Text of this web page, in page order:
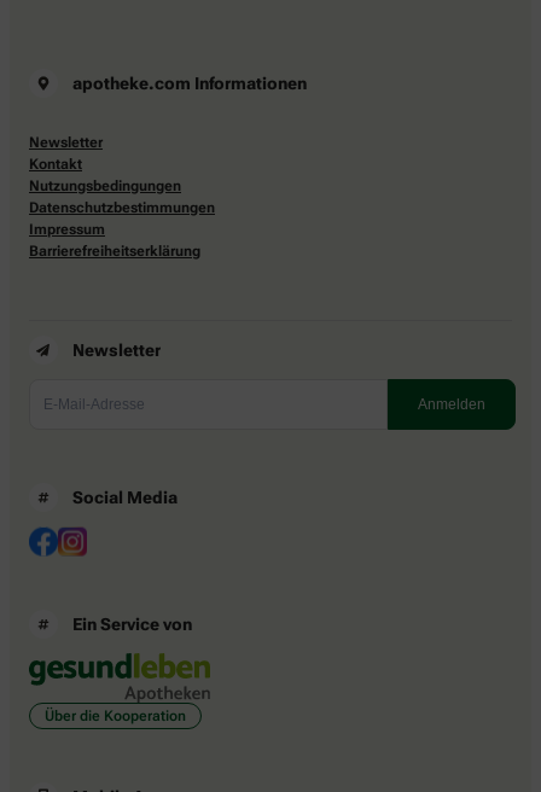
apotheke.com Informationen
Newsletter
Kontakt
Nutzungsbedingungen
Datenschutzbestimmungen
Impressum
Barrierefreiheitserklärung
Newsletter
Social Media
Ein Service von
Über die Kooperation